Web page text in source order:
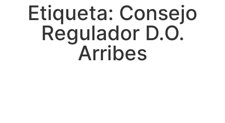
Etiqueta: Consejo
Regulador D.O.
Arribes